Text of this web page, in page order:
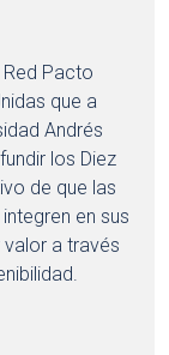
Pacto
que a
Andrés
los Diez
de que las
en sus
a través